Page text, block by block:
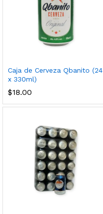
Caja de Cerveza Qbanito (24
x 330ml)
$18.00